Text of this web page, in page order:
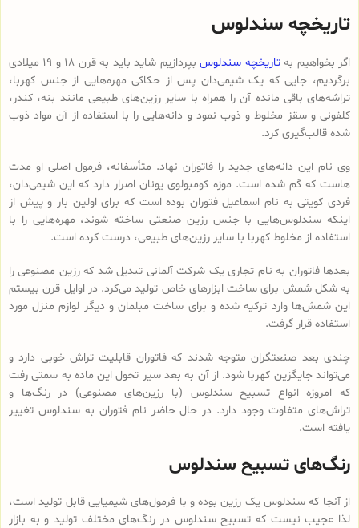
تاریخچه سندلوس
اگر بخواهیم بهتاریخچه سندلوس
بپردازیم شاید باید به قرن 18 و 19 میلادی
برگردیم، جایی که یک شیمی‌دان پس از حکاکی مهره‌هایی از جنس کهربا،
تراشه‌های باقی مانده آن را همراه با سایر رزین‌های طبیعی مانند بنه، کندر،
کلفونی و سقز مخلوط و ذوب نمود و دانه‌هایی را با استفاده از آن مواد ذوب
شده قالب‌گیری کرد.
وی نام این دانه‌های جدید را فاتوران نهاد. متأسفانه، فرمول اصلی او مدت
هاست که گم شده است. موزه کومبولوی یونان اصرار دارد که این شیمی‌دان،
فردی کویتی به نام اسماعیل فتوران بوده است که برای اولین بار و پیش از
اینکه سندلوس‌هایی با جنس رزین صنعتی ساخته شوند، مهره‌هایی را با
استفاده از مخلوط کهربا با سایر رزین‌های طبیعی، درست کرده است.
بعدها فاتوران به نام تجاری یک شرکت آلمانی تبدیل شد که رزین مصنوعی را
به شکل شمش برای ساخت ابزارهای خاص تولید می‌کرد. در اوایل قرن بیستم
این شمش‌ها وارد ترکیه شده و برای ساخت مبلمان و دیگر لوازم منزل مورد
استفاده قرار گرفت.
چندی بعد صنعتگران متوجه شدند که فاتوران قابلیت تراش خوبی دارد و
می‌تواند جایگزین کهربا شود. از آن به بعد سیر تحول این ماده به سمتی رفت
که امروزه انواع تسبیح‌ سندلوس (با رزین‌های مصنوعی) در رنگ‌ها و
تراش‌های متفاوت وجود دارد. در حال حاضر نام فتوران به سندلوس تغییر
یافته است.
رنگ‌های تسبیح سندلوس
از آنجا که سندلوس یک رزین بوده و با فرمول‌های شیمیایی قابل تولید است،
لذا عجیب نیست که تسبیح سندلوس در رنگ‌های مختلف تولید و به بازار